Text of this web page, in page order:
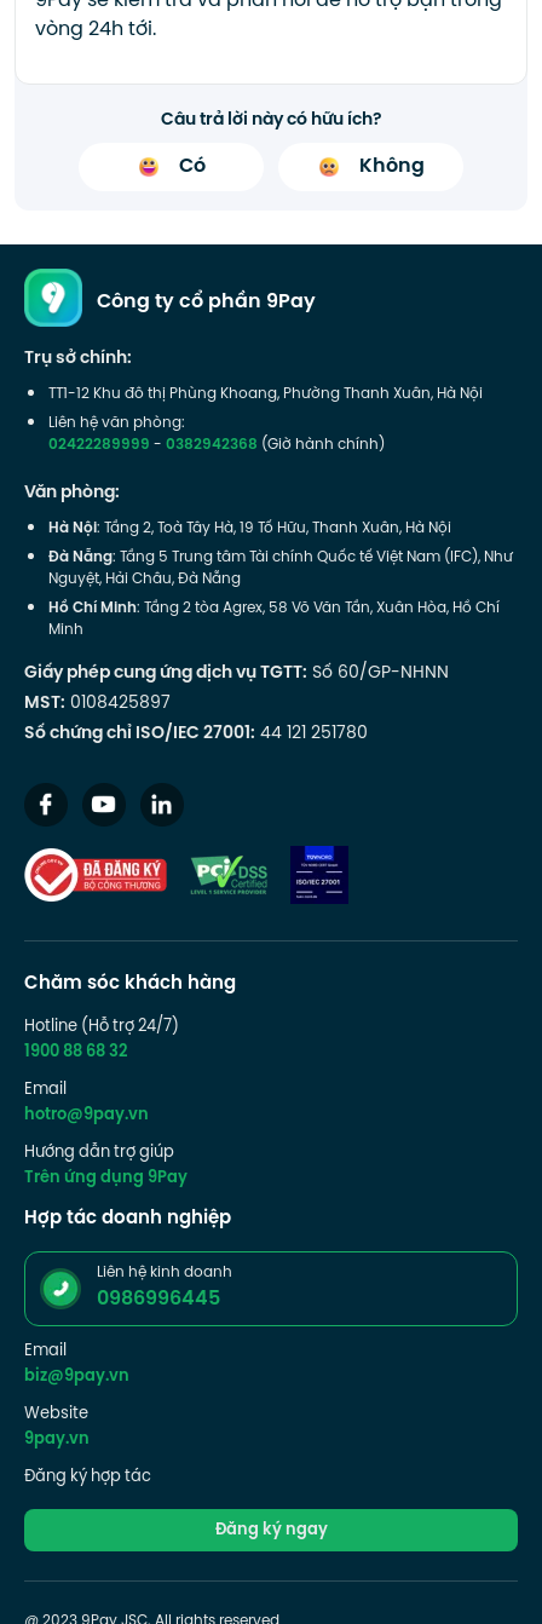
vòng 24h tới.
Câu trả lời này có hữu ích?
Có Không
Công ty cổ phần 9Pay
Trụ sở chính:
TT1-12 Khu đô thị Phùng Khoang, Phường Thanh Xuân, Hà Nội
Liên hệ văn phòng:
02422289999-0382942368 (Giờ hành chính)
Văn phòng:
Hà Nội: Tầng 2, Toà Tây Hà, 19 Tố Hữu, Thanh Xuân, Hà Nội
Đà Nẵng: Tầng 5 Trung tâm Tài chính Quốc tế Việt Nam (IFC), Như
Nguyệt, Hải Châu, Đà Nẵng
Hồ Chí Minh: Tầng 2 tòa Agrex, 58 Võ Văn Tần, Xuân Hòa, Hồ Chí
Minh
Giấy phép cung ứng dịch vụ TGTT: Số 60/GP-NHNN
MST: 0108425897
Số chứng chỉ ISO/IEC 27001: 44 121 251780
Chăm sóc khách hàng
Hotline (Hỗ trợ 24/7)
1900 88 68 32
Email
hotro@9pay.vn
Hướng dẫn trợ giúp
Trên ứng dụng 9Pay
Hợp tác doanh nghiệp
Liên hệ kinh doanh
0986996445
Email
biz@9pay.vn
Website
9pay.vn
Đăng ký hợp tác
Đăng ký ngay